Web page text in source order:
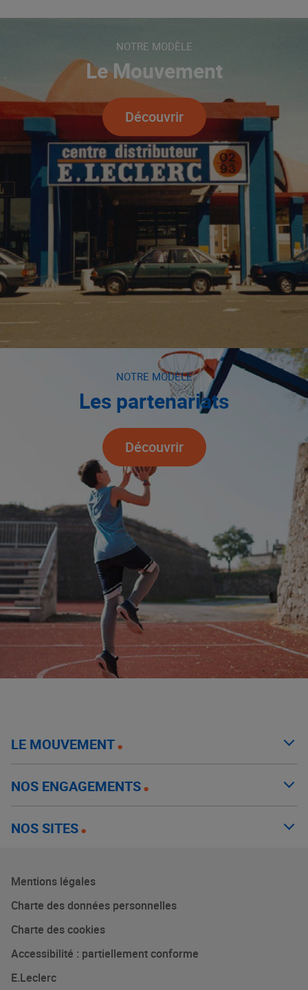
NOTRE MODÈLE
Le Mouvement
Découvrir
NOTRE MODÈLE
Les partenariats
Découvrir
LE MOUVEMENT
NOS ENGAGEMENTS
NOS SITES
Mentions légales
Charte des données personnelles
Charte des cookies
Accessibilité : partiellement conforme
E.Leclerc